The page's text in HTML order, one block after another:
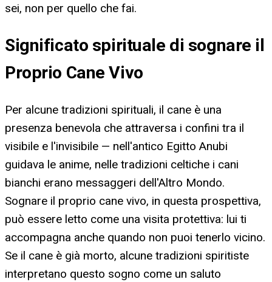
sei, non per quello che fai.
Significato spirituale di sognare il
Proprio Cane Vivo
Per alcune tradizioni spirituali, il cane è una
presenza benevola che attraversa i confini tra il
visibile e l'invisibile — nell'antico Egitto Anubi
guidava le anime, nelle tradizioni celtiche i cani
bianchi erano messaggeri dell'Altro Mondo.
Sognare il proprio cane vivo, in questa prospettiva,
può essere letto come una visita protettiva: lui ti
accompagna anche quando non puoi tenerlo vicino.
Se il cane è già morto, alcune tradizioni spiritiste
interpretano questo sogno come un saluto